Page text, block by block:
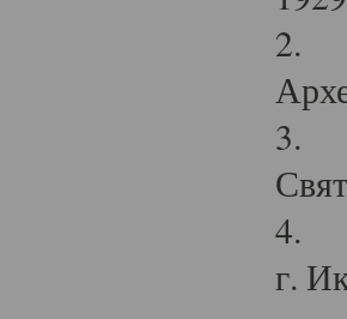
2.
3.
4.
г.